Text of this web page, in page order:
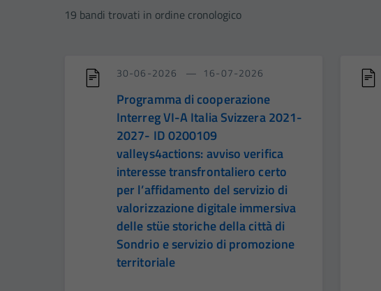
19 bandi trovati in ordine cronologico
30-06-2026 16-07-2026
Programma di cooperazione
Interreg VI-A Italia Svizzera 2021-
2027- ID 0200109
valleys4actions: avviso verifica
interesse transfrontaliero certo
per l’affidamento del servizio di
valorizzazione digitale immersiva
delle stüe storiche della città di
Sondrio e servizio di promozione
territoriale